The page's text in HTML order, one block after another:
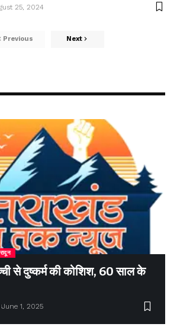
25, 2024
Previous Next
से दुष्कर्म की कोशिश, 60 साल के
June 1, 2025